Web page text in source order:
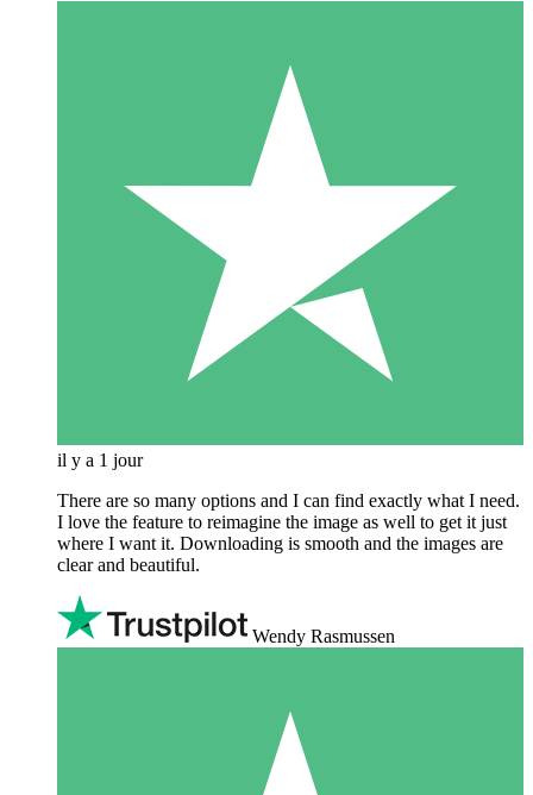
il y a 1 jour
There are so many options and I can find exactly what I need.
I love the feature to reimagine the image as well to get it just
where I want it. Downloading is smooth and the images are
clear and beautiful.
Wendy Rasmussen